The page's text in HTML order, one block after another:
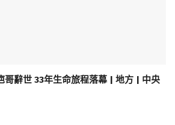
哥辭世 33年生命旅程落幕 | 地方 | 中央